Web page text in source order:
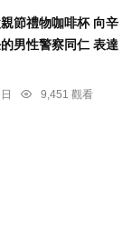
節禮物咖啡杯 向辛
男性警察同仁 表達
9,451 觀看